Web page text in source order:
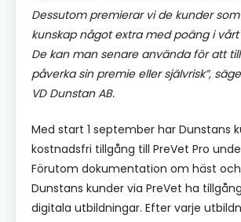
Dessutom premierar vi de kunder
kunskap något extra med poäng i
De kan man senare använda för att
påverka sin premie eller självrisk”,
VD Dunstan AB.
Med start 1 september har Dunstans
kostnadsfri tillgång till PreVet Pro
Förutom dokumentation om häst
Dunstans kunder via PreVet ha
digitala utbildningar. Efter varje